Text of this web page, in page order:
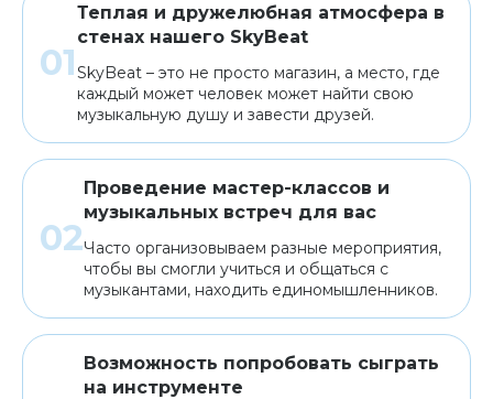
Теплая и дружелюбная атмосфера в
стенах нашего SkyBeat
SkyBeat – это не просто магазин, а место, где
каждый может человек может найти свою
музыкальную душу и завести друзей.
Проведение мастер-классов и
музыкальных встреч для вас
Часто организовываем разные мероприятия,
чтобы вы смогли учиться и общаться с
музыкантами, находить единомышленников.
Возможность попробовать сыграть
на инструменте